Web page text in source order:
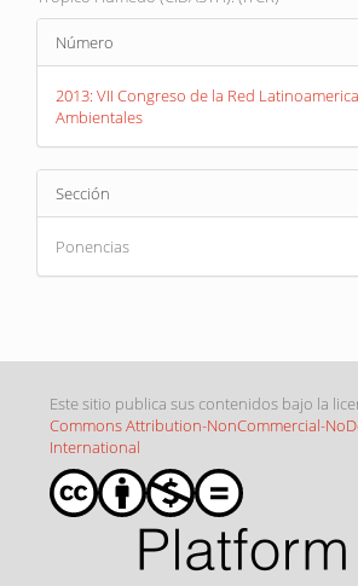
Detalles
del
artículo
Número
2013: VII Congreso de la Red
Ambientales
Sección
Ponencias
Este sitio publica sus contenidos bajo la
Commons Attribution-NonCommercial-
International